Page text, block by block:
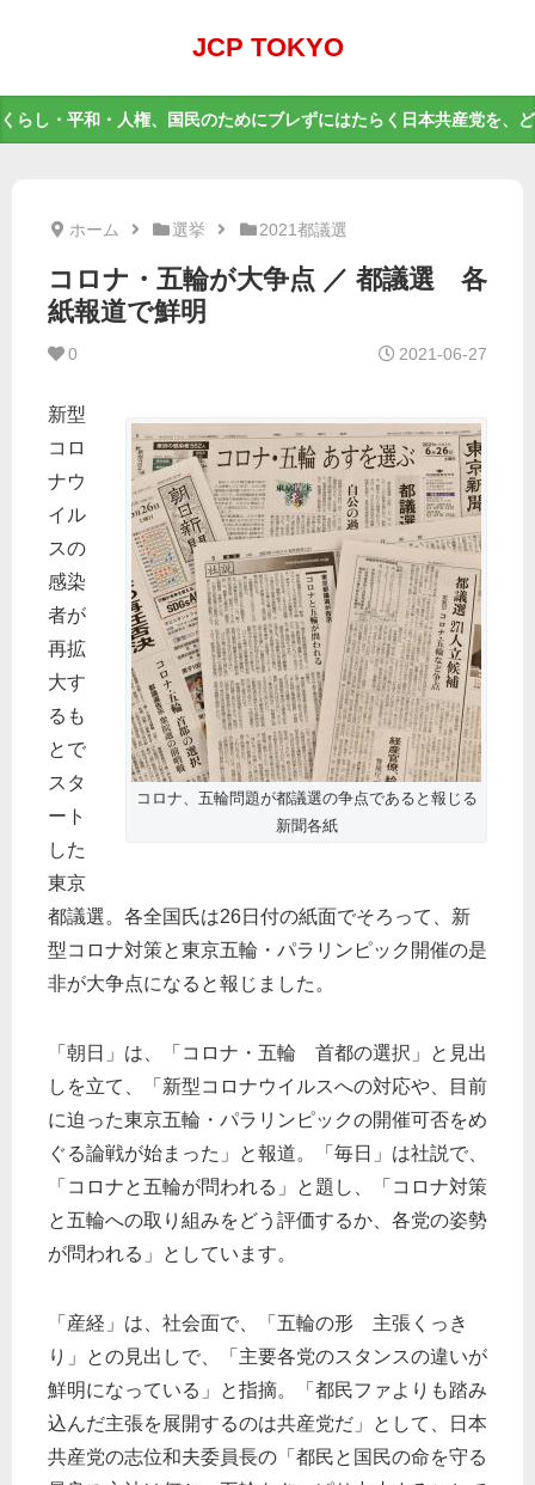
JCP TOKYO
くらし・平和・人権、国民のためにブレずにはたらく日本共産党を、
ホーム 選挙 2021都議選
コロナ・五輪が大争点 ／ 都議選 各
紙報道で鮮明
0 2021-06-27
コロナ、五輪問題が都議選の争点であると報じる
新聞各紙
新型
コロ
ナウ
イル
スの
感染
者が
再拡
大す
るも
とで
スタ
ート
した
東京
都議選。各全国氏は26日付の紙面でそろって、新
型コロナ対策と東京五輪・パラリンピック開催の是
非が大争点になると報じました。
「朝日」は、「コロナ・五輪 首都の選択」と見出
しを立て、「新型コロナウイルスへの対応や、目前
に迫った東京五輪・パラリンピックの開催可否をめ
ぐる論戦が始まった」と報道。「毎日」は社説で、
「コロナと五輪が問われる」と題し、「コロナ対策
と五輪への取り組みをどう評価するか、各党の姿勢
が問われる」としています。
「産経」は、社会面で、「五輪の形 主張くっき
り」との見出しで、「主要各党のスタンスの違いが
鮮明になっている」と指摘。「都民ファよりも踏み
込んだ主張を展開するのは共産党だ」として、日本
共産党の志位和夫委員長の「都民と国民の命を守る